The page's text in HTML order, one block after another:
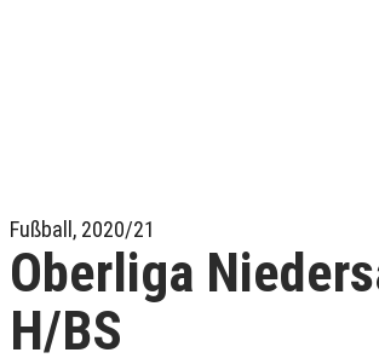
Fußball, 2020/21
Oberliga
H/BS